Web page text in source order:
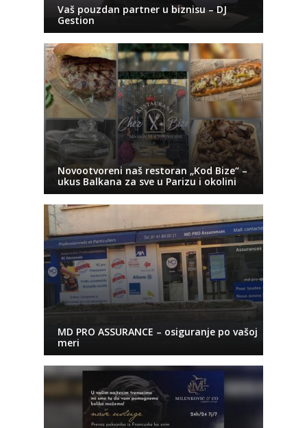
Vaš pouzdan partner u biznisu – DJ
Gestion
Novootvoreni naš restoran „Kod Bize“ –
ukus Balkana za sve u Parizu i okolini
MD PRO ASSURANCE – osiguranje po vašoj
meri